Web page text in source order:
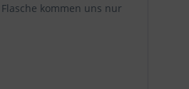
kommen uns nur